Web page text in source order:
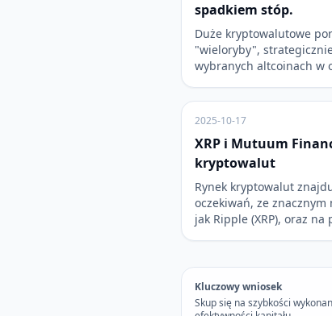
spadkiem stóp.
Duże kryptowalutowe
"wieloryby",
wybranych altcoinach w
2025-10-17
XRP i Mutuum
kryptowalut
Rynek kryptowalut
oczekiwań, ze
jak Ripple (XRP), oraz na
Kluczowy wniosek
Skup się na szybkości